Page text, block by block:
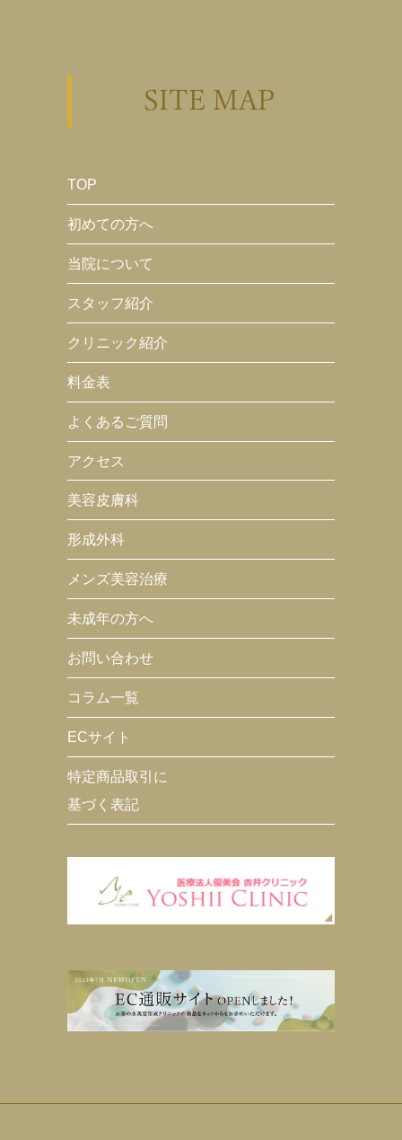
SITE MAP
TOP
初めての方へ
当院について
スタッフ紹介
クリニック紹介
料金表
よくあるご質問
アクセス
美容皮膚科
形成外科
メンズ美容治療
未成年の方へ
お問い合わせ
コラム一覧
ECサイト
特定商品取引に
基づく表記